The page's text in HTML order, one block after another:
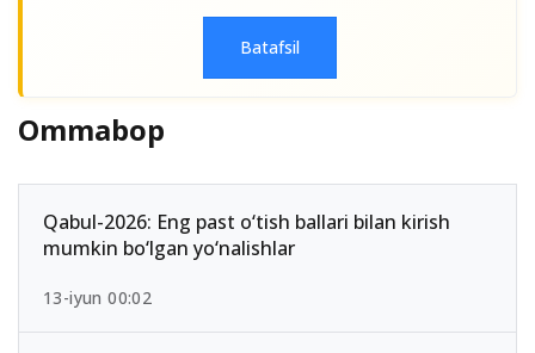
Batafsil
Ommabop
Qabul-2026: Eng past o‘tish ballari bilan kirish
mumkin bo‘lgan yo‘nalishlar
13-iyun 00:02